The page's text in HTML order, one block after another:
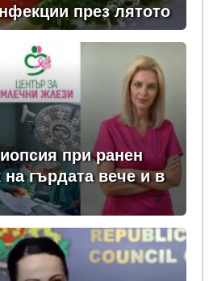
през лятото
при ранен
на гърдата вече и в